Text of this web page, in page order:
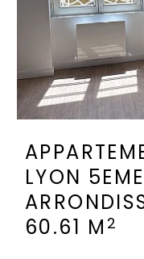
LYON 5EME
60.61 M 2